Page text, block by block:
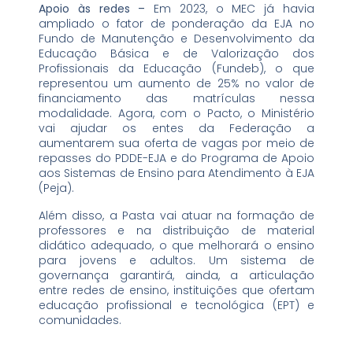
Apoio às redes – Em 2023, o MEC já havia
ampliado o fator de ponderação da EJA no
Fundo de Manutenção e Desenvolvimento da
Educação Básica e de Valorização dos
Profissionais da Educação (Fundeb), o que
representou um aumento de 25% no valor de
financiamento das matrículas nessa
modalidade. Agora, com o Pacto, o Ministério
vai ajudar os entes da Federação a
aumentarem sua oferta de vagas por meio de
repasses do PDDE-EJA e do Programa de Apoio
aos Sistemas de Ensino para Atendimento à EJA
(Peja).
Além disso, a Pasta vai atuar na formação de
professores e na distribuição de material
didático adequado, o que melhorará o ensino
para jovens e adultos. Um sistema de
governança garantirá, ainda, a articulação
entre redes de ensino, instituições que ofertam
educação profissional e tecnológica (EPT) e
comunidades.